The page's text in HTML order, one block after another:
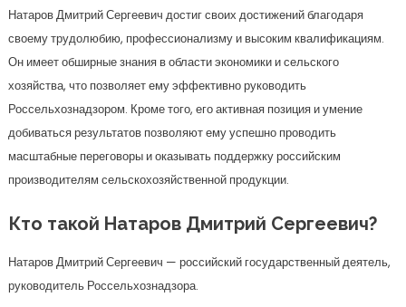
Натаров Дмитрий Сергеевич достиг своих достижений благодаря
своему трудолюбию, профессионализму и высоким квалификациям.
Он имеет обширные знания в области экономики и сельского
хозяйства, что позволяет ему эффективно руководить
Россельхознадзором. Кроме того, его активная позиция и умение
добиваться результатов позволяют ему успешно проводить
масштабные переговоры и оказывать поддержку российским
производителям сельскохозяйственной продукции.
Кто такой Натаров Дмитрий Сергеевич?
Натаров Дмитрий Сергеевич — российский государственный деятель,
руководитель Россельхознадзора.